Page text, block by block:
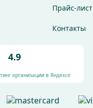
Прайс-лист
Контакты
4.9
организации в Яндексе